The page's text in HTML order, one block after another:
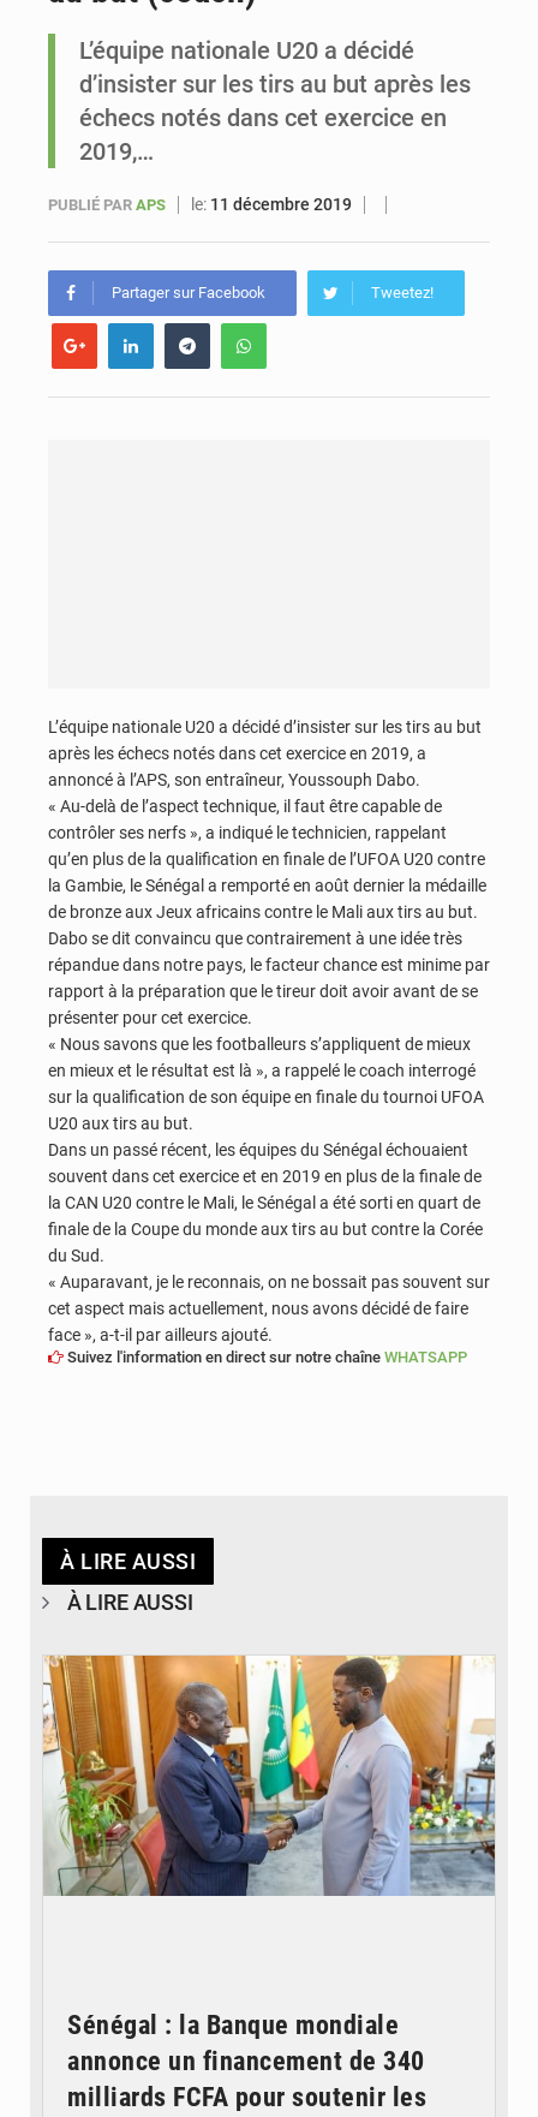
L’équipe nationale U20 a décidé
d’insister sur les tirs au but après les
échecs notés dans cet exercice en
2019,…
PUBLIÉ PAR APS le: 11 décembre 2019
Partager sur Facebook Tweetez!
L’équipe nationale U20 a décidé d’insister sur les tirs au but
après les échecs notés dans cet exercice en 2019, a
annoncé à l’APS, son entraîneur, Youssouph Dabo.
« Au-delà de l’aspect technique, il faut être capable de
contrôler ses nerfs », a indiqué le technicien, rappelant
qu’en plus de la qualification en finale de l’UFOA U20 contre
la Gambie, le Sénégal a remporté en août dernier la médaille
de bronze aux Jeux africains contre le Mali aux tirs au but.
Dabo se dit convaincu que contrairement à une idée très
répandue dans notre pays, le facteur chance est minime par
rapport à la préparation que le tireur doit avoir avant de se
présenter pour cet exercice.
« Nous savons que les footballeurs s’appliquent de mieux
en mieux et le résultat est là », a rappelé le coach interrogé
sur la qualification de son équipe en finale du tournoi UFOA
U20 aux tirs au but.
Dans un passé récent, les équipes du Sénégal échouaient
souvent dans cet exercice et en 2019 en plus de la finale de
la CAN U20 contre le Mali, le Sénégal a été sorti en quart de
finale de la Coupe du monde aux tirs au but contre la Corée
du Sud.
« Auparavant, je le reconnais, on ne bossait pas souvent sur
cet aspect mais actuellement, nous avons décidé de faire
face », a-t-il par ailleurs ajouté.
Suivez l'information en direct sur notre chaîne WHATSAPP
À LIRE AUSSI
À LIRE AUSSI
Sénégal : la Banque mondiale
annonce un financement de 340
milliards FCFA pour soutenir les